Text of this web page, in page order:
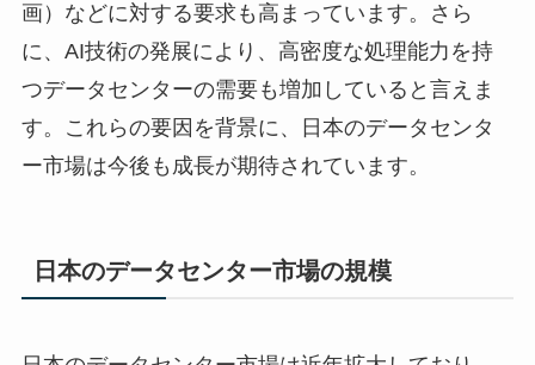
画）などに対する要求も高まっています。さら
に、AI技術の発展により、高密度な処理能力を持
つデータセンターの需要も増加していると言えま
す。これらの要因を背景に、日本のデータセンタ
ー市場は今後も成長が期待されています。
日本のデータセンター市場の規模